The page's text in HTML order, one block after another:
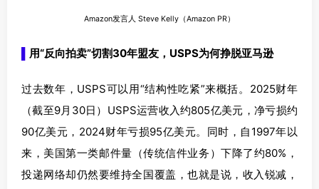
Amazon发言人 Steve Kelly（Amazon PR）
用“反向拍卖”切割30年盟友，USPS为何挣脱亚马逊
过去数年，USPS可以用“结构性吃紧”来概括。2025财年
（截至9月30日）USPS运营收入约805亿美元，净亏损约
90亿美元，2024财年亏损95亿美元。同时，自1997年以
来，美国第一类邮件量（传统信件业务）下降了约80%，
投递网络却仍然要维持全国覆盖，也就是说，收入锐减，